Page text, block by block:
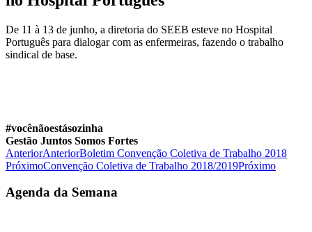
De 11 à 13 de junho, a diretoria do SEEB esteve no Hospital
Português para dialogar com as enfermeiras, fazendo o trabalho
sindical de base.
#vocênãoestásozinha
Gestão Juntos Somos Fortes
AnteriorAnteriorBoletim Convenção Coletiva de Trabalho 2018
PróximoConvenção Coletiva de Trabalho 2018/2019Próximo
Agenda da Semana